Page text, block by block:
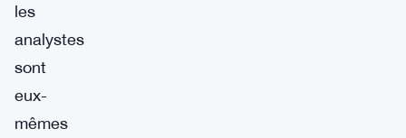
les
analystes
sont
eux-
mêmes